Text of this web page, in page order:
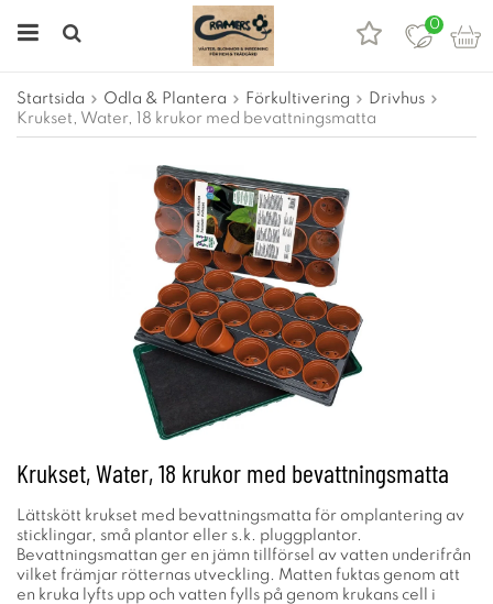
0
Startsida Odla & Plantera Förkultivering
Drivhus
Krukset, Water, 18 krukor med bevattningsmatta
Krukset, Water, 18 krukor med bevattningsmatta
Lättskött krukset med bevattningsmatta för omplantering av
sticklingar, små plantor eller s.k. pluggplantor.
Bevattningsmattan ger en jämn tillförsel av vatten underifrån
vilket främjar rötternas utveckling. Matten fuktas genom att
en kruka lyfts upp och vatten fylls på genom krukans cell i